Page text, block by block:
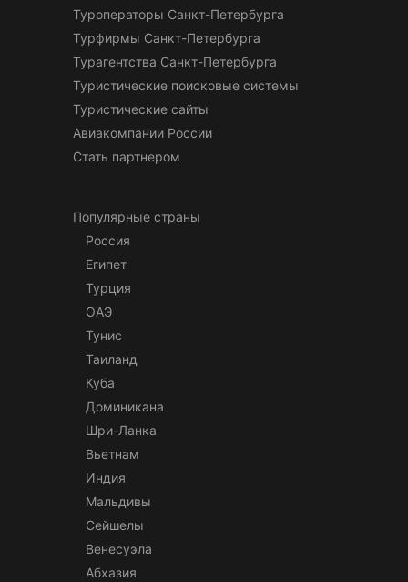
Туроператоры Санкт-Петербурга
Турфирмы Санкт-Петербурга
Турагентства Санкт-Петербурга
Туристические поисковые системы
Туристические сайты
Авиакомпании России
Стать партнером
Популярные страны
Россия
Египет
Турция
ОАЭ
Тунис
Таиланд
Куба
Доминикана
Шри-Ланка
Вьетнам
Индия
Мальдивы
Сейшелы
Венесуэла
Абхазия